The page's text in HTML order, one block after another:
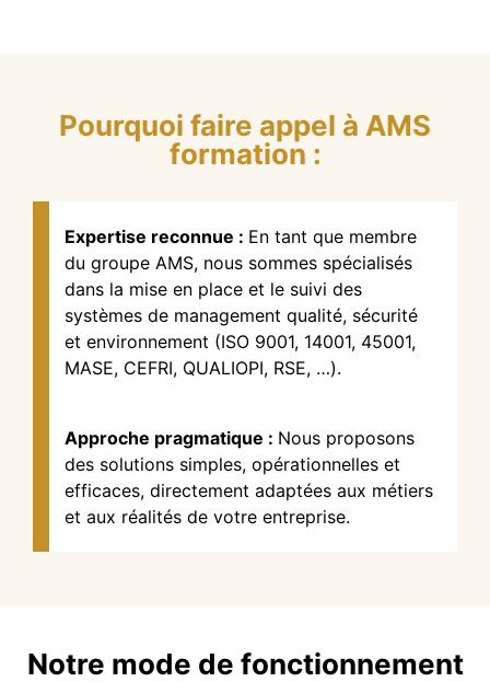
Pourquoi faire appel à AMS
formation :
Expertise reconnue : En tant que membre
du groupe AMS, nous sommes spécialisés
dans la mise en place et le suivi des
systèmes de management qualité, sécurité
et environnement (ISO 9001, 14001, 45001,
MASE, CEFRI, QUALIOPI, RSE, …).
Approche pragmatique : Nous proposons
des solutions simples, opérationnelles et
efficaces, directement adaptées aux métiers
et aux réalités de votre entreprise.
Notre mode de fonctionnement